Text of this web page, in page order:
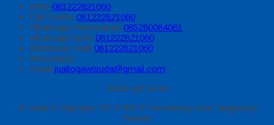
SMS 081222821060
Call Center 081222821060
Whatsapp Pemesanan 085280084081
Whatsapp Syifa 081222821060
Whatsapp Fadil 081222821060
Messenger
Email jualtogawisuda@gmail.com
08.00 s/d 20.00
Jl Letda D Suprapto RT 3 RW 5 Gerendeng Kota Tangerang
Banten